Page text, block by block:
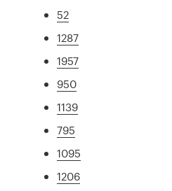
52
1287
1957
950
1139
795
1095
1206